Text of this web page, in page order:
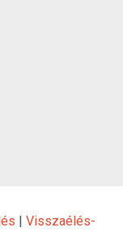
| Visszaélés-